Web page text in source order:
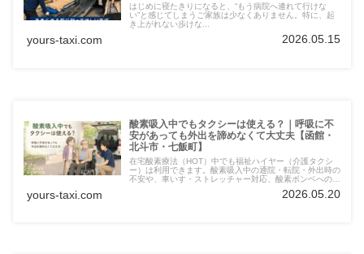
はじめに寝たきりになると、“もう病院へ連れて行けな
い”と感じてしまうご家族は少なくありません。特に、起
き上がれない歩けな...
yours-taxi.com 2026.05.15
酸素吸入中でもタクシーは使える？｜呼吸に不
安があっても外出を諦めなくて大丈夫【函館・
北斗市・七飯町】
在宅酸素療法（HOT）中でも福祉ハイヤー（介護タクシ
ー）は利用できます。酸素吸入中の通院・転院・外出時の
不安や、車いす・ストレッチャー対応、酸素ボンベへの配
呼吸への負担を減らす移動方法をご提案します。
yours-taxi.com 2026.05.20